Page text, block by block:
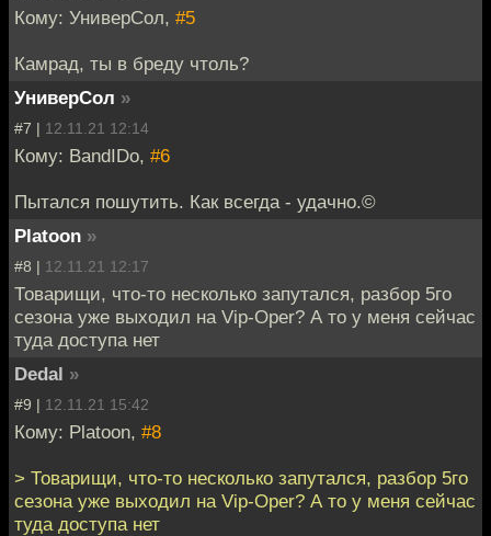
Кому: УниверСол, #5
Камрад, ты в бреду чтоль?
УниверСол »
#7 | 12.11.21 12:14
Кому: BandIDo, #6
Пытался пошутить. Как всегда - удачно.©
Platoon »
#8 | 12.11.21 12:17
Товарищи, что-то несколько запутался, разбор 5го
сезона уже выходил на Vip-Oper? А то у меня сейчас
туда доступа нет
Dedal »
#9 | 12.11.21 15:42
Кому: Platoon, #8
> Товарищи, что-то несколько запутался, разбор 5го
сезона уже выходил на Vip-Oper? А то у меня сейчас
туда доступа нет